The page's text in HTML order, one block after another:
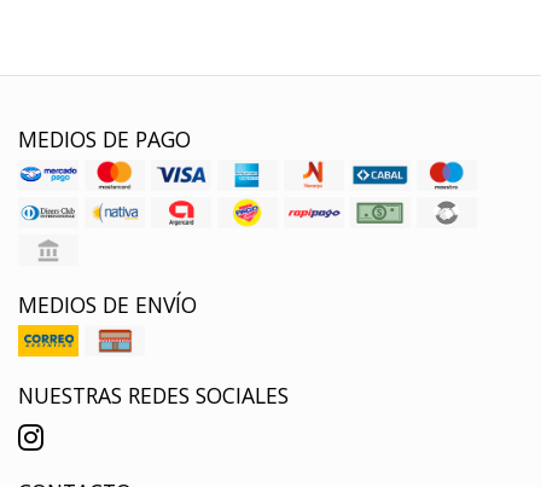
MEDIOS DE PAGO
MEDIOS DE ENVÍO
NUESTRAS REDES SOCIALES